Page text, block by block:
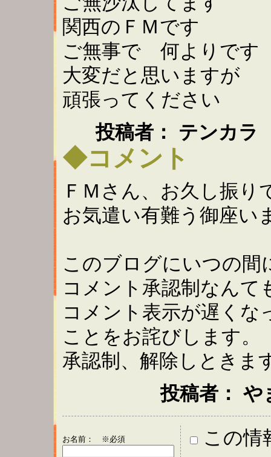
関西のＦＭです
ご無事で 何よりです
大変だと思いますが
頑張ってください
投稿者： テンカラ
◆コメント
ＦＭさん、お久し振り
お気遣い有難う御座い
このブログにいつの間
コメント承認制なんて
コメント表示が遅くな
ことをお詫びします。
承認制、解除しときま
投稿者： や
お名前： ※必須 この情